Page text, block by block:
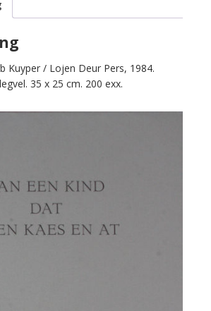
Kuyper / Lojen Deur Pers, 1984.
35 x 25 cm. 200 exx.